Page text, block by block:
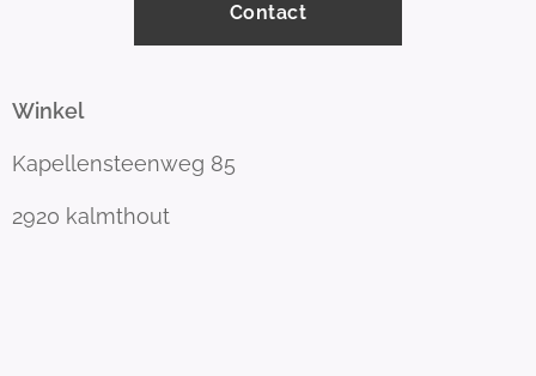
Contact
Winkel
Kapellensteenweg 85
2920 kalmthout